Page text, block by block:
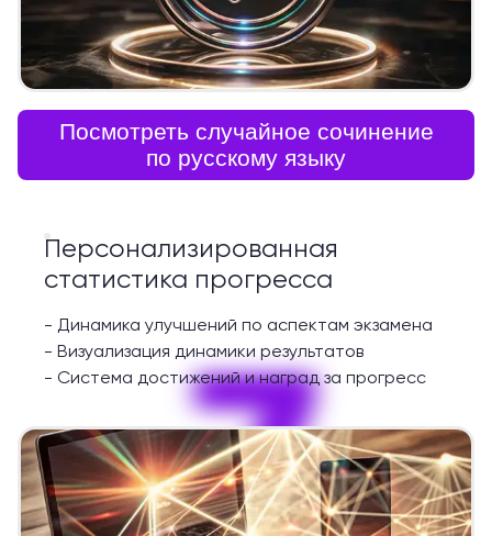
Посмотреть случайное сочинение
по русскому языку
7
Персонализированная
статистика прогресса
- Динамика улучшений по аспектам экзамена
- Визуализация динамики результатов
- Система достижений и наград за прогресс